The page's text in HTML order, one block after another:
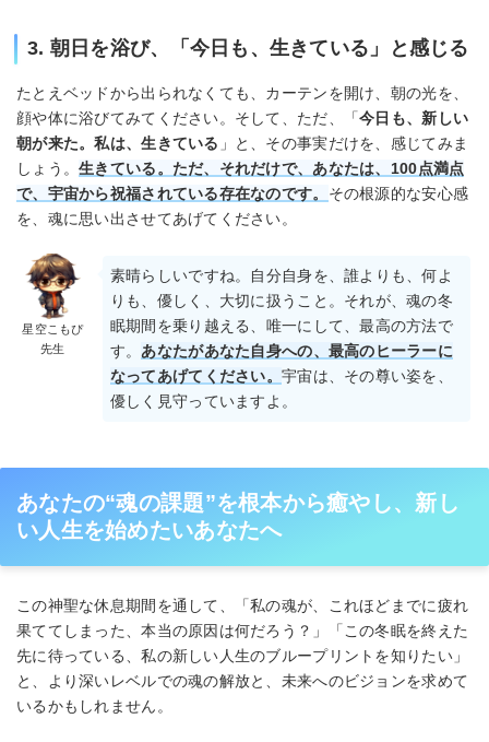
3. 朝日を浴び、「今日も、生きている」と感じる
たとえベッドから出られなくても、カーテンを開け、朝の光を、
顔や体に浴びてみてください。そして、ただ、「今日も、新しい
朝が来た。私は、生きている 」と、その事実だけを、感じてみま
しょう。生きている。ただ、それだけで、あなたは、100点満点
で、宇宙から祝福されている存在なのです。 その根源的な安心感
を、魂に思い出させてあげてください。
星空こもぴ
先生
素晴らしいですね。自分自身を、誰よりも、何よ
りも、優しく、大切に扱うこと。それが、魂の冬
眠期間を乗り越える、唯一にして、最高の方法で
す。 あなたがあなた自身への、最高のヒーラーに
なってあげてください。 宇宙は、その尊い姿を、
優しく見守っていますよ。
あなたの“魂の課題”を根本から癒やし、新し
い人生を始めたいあなたへ
この神聖な休息期間を通して、「私の魂が、これほどまでに疲れ
果ててしまった、本当の原因は何だろう？」「この冬眠を終えた
先に待っている、私の新しい人生のブループリントを知りたい」
と、より深いレベルでの魂の解放と、未来へのビジョンを求めて
いるかもしれません。